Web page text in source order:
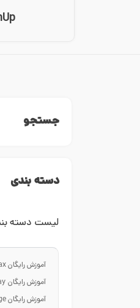
جستجو
دسته بندی
لیست دسته
آموزش رایگان 3Dsmax
آموزش رایگان Vray
آموزش رایگان Vantage